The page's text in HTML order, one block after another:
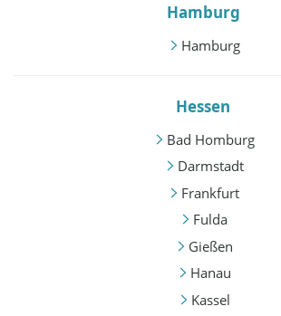
Hamburg
Hamburg
Hessen
Bad Homburg
Darmstadt
Frankfurt
Fulda
Gießen
Hanau
Kassel